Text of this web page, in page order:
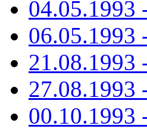
04.05.1993
06.05.1993
21.08.1993
27.08.1993
00.10.1993